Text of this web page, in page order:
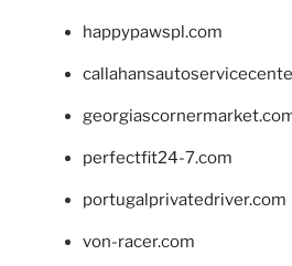
happypawspl.com
perfectfit24-7.com
portugalprivatedriver.com
von-racer.com